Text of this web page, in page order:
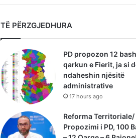
TË PËRZGJEDHURA
PD propozon 12
qarkun e Fierit, ja si
ndaheshin njësitë
administrative
17 hours ago
Reforma Territoriale/
Propozimi i PD, 100